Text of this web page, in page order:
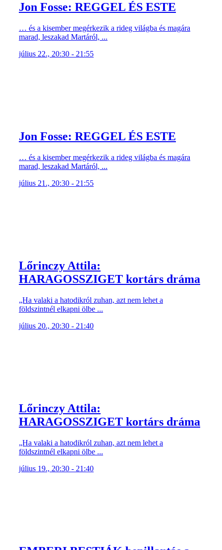
Jon Fosse: REGGEL ÉS ESTE
… és a kisember megérkezik a rideg világba és magára
marad, leszakad Martáról, ...
július 22., 20:30 - 21:55
Jon Fosse: REGGEL ÉS ESTE
… és a kisember megérkezik a rideg világba és magára
marad, leszakad Martáról, ...
július 21., 20:30 - 21:55
Lőrinczy Attila:
HARAGOSSZIGET kortárs dráma
„Ha valaki a hatodikról zuhan, azt nem lehet a
földszintnél elkapni ölbe ...
július 20., 20:30 - 21:40
Lőrinczy Attila:
HARAGOSSZIGET kortárs dráma
„Ha valaki a hatodikról zuhan, azt nem lehet a
földszintnél elkapni ölbe ...
július 19., 20:30 - 21:40